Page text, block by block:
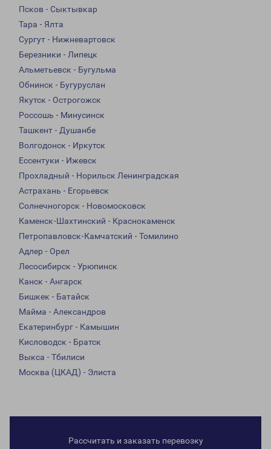
Псков - Сыктывкар
Тара - Ялта
Сургут - Нижневартовск
Березники - Липецк
Альметьевск - Бугульма
Обнинск - Бугуруслан
Якутск - Острогожск
Россошь - Минусинск
Ташкент - Душанбе
Волгодонск - Иркутск
Ессентуки - Ижевск
Прохладный - Норильск Ленинградская
Астрахань - Егорьевск
Солнечногорск - Новомосковск
Каменск-Шахтинский - Краснокаменск
Петропавловск-Камчатский - Томилино
Адлер - Орел
Лесосибирск - Урюпинск
Канск - Ангарск
Бишкек - Батайск
Майма - Александров
Екатеринбург - Камышин
Кисловодск - Братск
Выкса - Тбилиси
Москва (ЦКАД) - Элиста
Рассчитать и заказать перевозку